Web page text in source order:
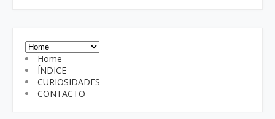
Home
ÍNDICE
CURIOSIDADES
CONTACTO